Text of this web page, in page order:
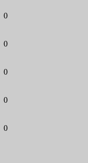
0
0
0
0
0